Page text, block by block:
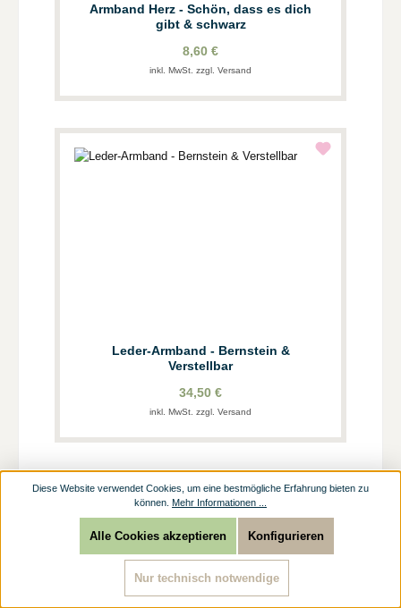
Armband Herz - Schön, dass es dich
gibt & schwarz
8,60 €
inkl. MwSt. zzgl. Versand
Leder-Armband - Bernstein &
Verstellbar
34,50 €
inkl. MwSt. zzgl. Versand
Diese Website verwendet Cookies, um eine bestmögliche Erfahrung bieten zu
können. Mehr Informationen ...
Nur technisch notwendige
Konfigurieren
Alle Cookies akzeptieren